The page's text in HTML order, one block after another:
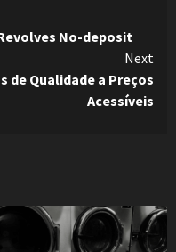
No-deposit
Next
de Qualidade a Preços
Acessíveis